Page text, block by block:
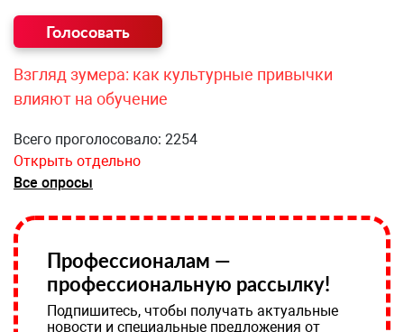
Взгляд зумера: как культурные привычки
влияют на обучение
Всего проголосовало: 2254
Открыть отдельно
Все опросы
Профессионалам —
профессиональную рассылку!
Подпишитесь, чтобы получать актуальные
новости и специальные предложения от